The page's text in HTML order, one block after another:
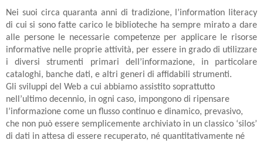
Nei suoi circa quaranta anni di tradizione, l’information literacy
di cui si sono fatte carico le biblioteche ha sempre mirato a dare
alle persone le necessarie competenze per applicare le risorse
informative nelle proprie attività, per essere in grado di utilizzare
i diversi strumenti primari dell’informazione, in particolare
cataloghi, banche dati, e altri generi di affidabili strumenti.
Gli sviluppi del Web a cui abbiamo assistito soprattutto
nell’ultimo decennio, in ogni caso, impongono di ripensare
l’informazione come un flusso continuo e dinamico, prevasivo,
che non può essere semplicemente archiviato in un classico ‘silos’
di dati in attesa di essere recuperato, né quantitativamente né